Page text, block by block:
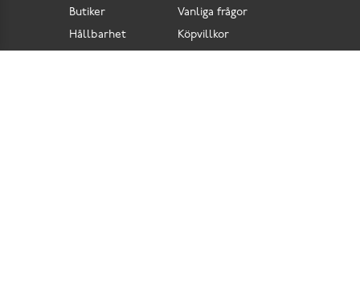
Vanliga frågor
Köpvillkor
Butiker
Hållbarhet